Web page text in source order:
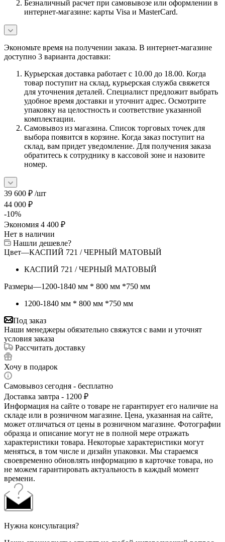
Безналичный расчет при самовывозе или оформлении в
интернет-магазине: карты Visa и MasterCard.
Экономьте время на получении заказа. В интернет-магазине
доступно 3 варианта доставки:
Курьерская доставка работает с 10.00 до 18.00. Когда
товар поступит на склад, курьерская служба свяжется
для уточнения деталей. Специалист предложит выбрать
удобное время доставки и уточнит адрес. Осмотрите
упаковку на целостность и соответствие указанной
комплектации.
Самовывоз из магазина. Список торговых точек для
выбора появится в корзине. Когда заказ поступит на
склад, вам придет уведомление. Для получения заказа
обратитесь к сотруднику в кассовой зоне и назовите
номер.
39 600 ₽ /шт
44 000 ₽
-10%
Экономия 4 400 ₽
Нет в наличии
Нашли дешевле?
Цвет—КАСПИЙ 721 / ЧЕРНЫЙ МАТОВЫЙ
КАСПИЙ 721 / ЧЕРНЫЙ МАТОВЫЙ
Размеры—1200-1840 мм * 800 мм *750 мм
1200-1840 мм * 800 мм *750 мм
Под заказ
Наши менеджеры обязательно свяжутся с вами и уточнят
условия заказа
Рассчитать доставку
Хочу в подарок
Самовывоз сегодня - бесплатно
Доставка завтра - 1200 ₽
Информация на сайте о товаре не гарантирует его наличие на
складе или в розничном магазине. Цена, указанная на сайте,
может отличаться от цены в розничном магазине. Фотографии
образца и описание могут не в полной мере отражать
характеристики товара. Некоторые характеристики могут
меняться, в том числе и дизайн упаковки. Мы стараемся
своевременно обновлять информацию в карточке товара, но
не можем гарантировать актуальность в каждый момент
времени.
Нужна консультация?